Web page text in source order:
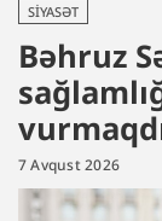
SIYASƏT
Bəhruz
7 Avqust 2026